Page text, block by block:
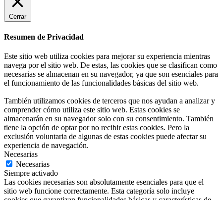
Cerrar
Resumen de Privacidad
Este sitio web utiliza cookies para mejorar su experiencia mientras
navega por el sitio web. De estas, las cookies que se clasifican como
necesarias se almacenan en su navegador, ya que son esenciales para
el funcionamiento de las funcionalidades básicas del sitio web.
También utilizamos cookies de terceros que nos ayudan a analizar y
comprender cómo utiliza este sitio web. Estas cookies se
almacenarán en su navegador solo con su consentimiento. También
tiene la opción de optar por no recibir estas cookies. Pero la
exclusión voluntaria de algunas de estas cookies puede afectar su
experiencia de navegación.
Necesarias
Necesarias
Siempre activado
Las cookies necesarias son absolutamente esenciales para que el
sitio web funcione correctamente. Esta categoría solo incluye